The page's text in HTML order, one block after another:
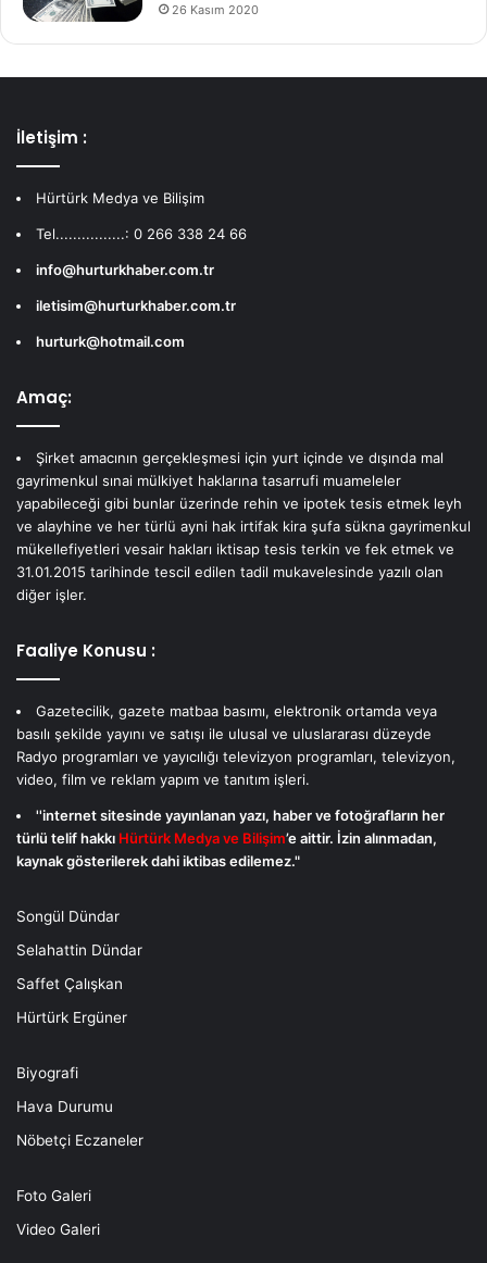
26 Kasım 2020
İletişim :
Hürtürk Medya ve Bilişim
Tel................: 0 266 338 24 66
info@hurturkhaber.com.tr
iletisim@hurturkhaber.com.tr
hurturk@hotmail.com
Amaç:
Şirket amacının gerçekleşmesi için yurt içinde ve dışında mal
gayrimenkul sınai mülkiyet haklarına tasarrufi muameleler
yapabileceği gibi bunlar üzerinde rehin ve ipotek tesis etmek leyh
ve alayhine ve her türlü ayni hak irtifak kira şufa sükna gayrimenkul
mükellefiyetleri vesair hakları iktisap tesis terkin ve fek etmek ve
31.01.2015 tarihinde tescil edilen tadil mukavelesinde yazılı olan
diğer işler.
Faaliye Konusu :
Gazetecilik, gazete matbaa basımı, elektronik ortamda veya
basılı şekilde yayını ve satışı ile ulusal ve uluslararası düzeyde
Radyo programları ve yayıcılığı televizyon programları, televizyon,
video, film ve reklam yapım ve tanıtım işleri.
''internet sitesinde yayınlanan yazı, haber ve fotoğrafların her
türlü telif hakkı Hürtürk Medya ve Bilişim’e aittir. İzin alınmadan,
kaynak gösterilerek dahi iktibas edilemez."
Songül Dündar
Selahattin Dündar
Saffet Çalışkan
Hürtürk Ergüner
Biyografi
Hava Durumu
Nöbetçi Eczaneler
Foto Galeri
Video Galeri